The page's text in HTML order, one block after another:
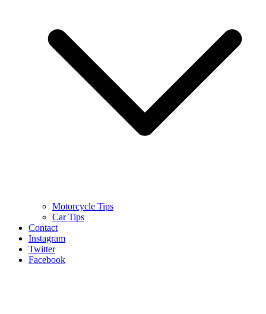
Motorcycle Tips
Car Tips
Contact
Instagram
Twitter
Facebook